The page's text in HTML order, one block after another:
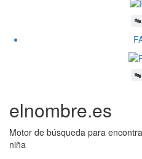
🔤
🔤
elnombre.es
Motor de búsqueda para
niña